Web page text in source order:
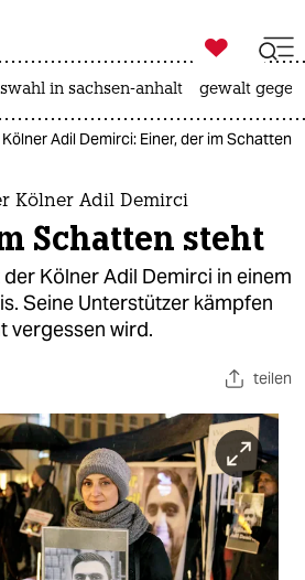
taz zahl ich
zahl ich

taz zahl ich
in sachsen-anhalt gewalt
Adil Demirci: Einer, der im Schatten
Kölner Adil Demirci
Schatten steht
Kölner Adil Demirci in einem
Seine Unterstützer kämpfen
vergessen wird.
teilen